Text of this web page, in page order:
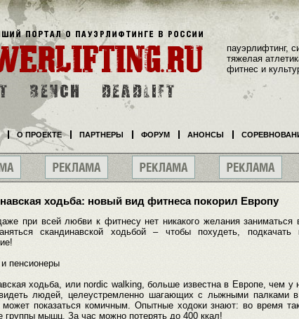
ходьба: новый вид фитнеса покорил Европу
при всей любви к фитнесу нет никакого желания
скандинавской ходьбой – чтобы похудеть,
пенсионеры
ходьба, или nordic walking, больше известна в Европе, чем
людей, целеустремленно шагающих с лыжными палками в
показаться комичным. Опытные ходоки знают: во время
группы мышц. За час можно потерять до 400 ккал!
пауэрлифтинг,
тяжелая
фитнес и
О ПРОЕКТЕ ПАРТНЕРЫ ФОРУМ АНОНСЫ